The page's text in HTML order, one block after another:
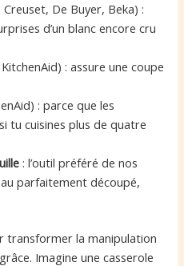
Creuset, De Buyer, Beka) :
d’un blanc encore cru
: assure une coupe
: parce que les
tu cuisines plus de quatre
: l’outil préféré de nos
parfaitement découpé,
transformer la manipulation
Imagine une casserole